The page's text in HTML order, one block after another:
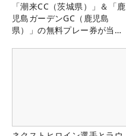
「潮来CC（茨城県）」＆「鹿
児島ガーデンGC（鹿児島
県）」の無料プレー券が当た